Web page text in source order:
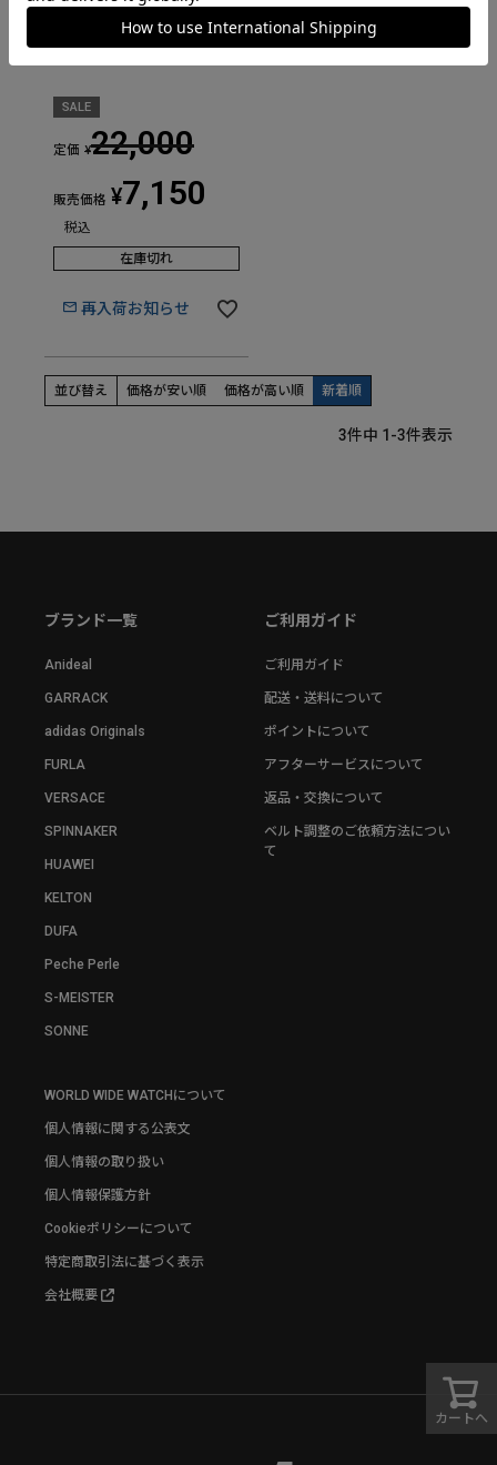
9123802
SALE
定価 ¥22,000
販売価格 ¥7,150
税込
在庫切れ
再入荷お知らせ
並び替え 価格が安い順 価格が高い順 新着順
3件中 1-3件表示
カートへ
ブランド一覧
Anideal
GARRACK
adidas Originals
FURLA
VERSACE
SPINNAKER
HUAWEI
KELTON
DUFA
Peche Perle
S-MEISTER
SONNE
ご利用ガイド
ご利用ガイド
配送・送料について
ポイントについて
アフターサービスについて
返品・交換について
ベルト調整のご依頼方法につい
て
WORLD WIDE WATCHについて
個人情報に関する公表文
個人情報の取り扱い
個人情報保護方針
Cookieポリシーについて
特定商取引法に基づく表示
会社概要